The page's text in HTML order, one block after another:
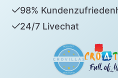
98%
24/7 Livechat